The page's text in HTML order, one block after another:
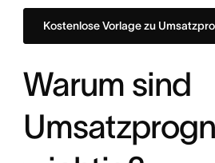
Kostenlose Vorlage zu
Warum sind